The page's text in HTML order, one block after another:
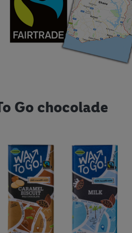
Go chocolade